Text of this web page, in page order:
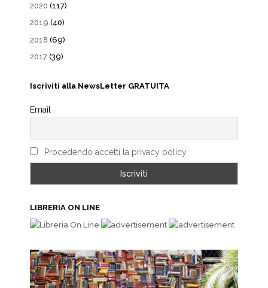
2020 (117)
2019 (40)
2018 (69)
2017 (39)
Iscriviti alla NewsLetter GRATUITA
Email
Procedendo accetti la privacy policy
LIBRERIA ON LINE